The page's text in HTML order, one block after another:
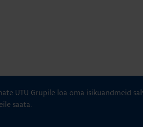
UTU Grupile loa oma isikuandmeid
saata.